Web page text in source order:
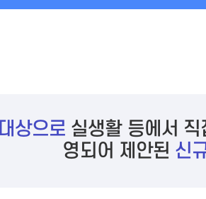
상으로 실생활 등에서
영되어 제안된 신